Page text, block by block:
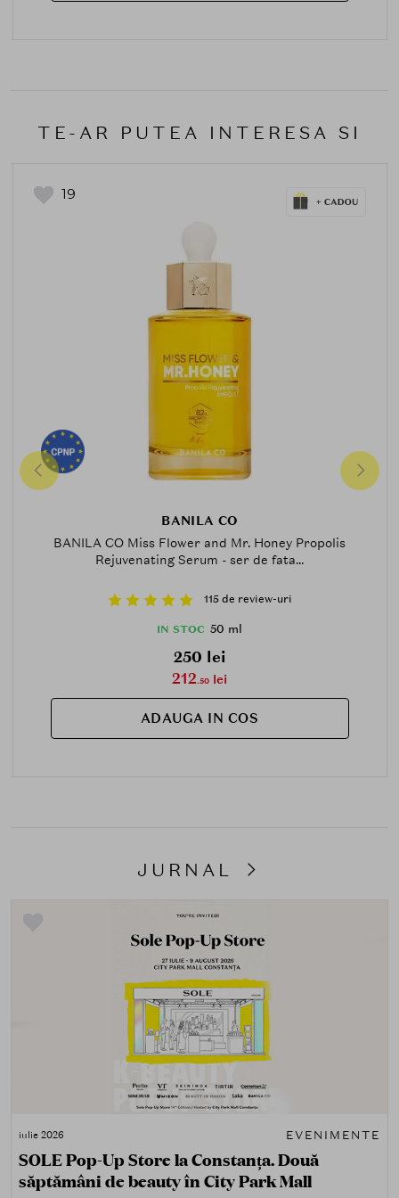
TE-AR PUTEA INTERESA SI
19
BANILA CO
BANILA CO Miss Flower and Mr. Honey Propolis
Rejuvenating Serum - ser de fata...
115 de review-uri
IN STOC 50 ml
250 lei
212.50 lei
ADAUGA IN COS
JURNAL
iulie 2026 EVENIMENTE
SOLE Pop-Up Store la Constanța. Două
săptămâni de beauty în City Park Mall